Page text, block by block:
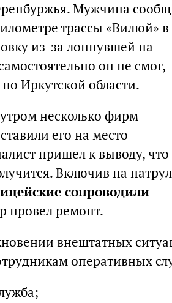
Мужчина
трассы «Вилюй» в
из-за лопнувшей на
он не смог,
Иркутской области.
несколько фирм
его на место
пришел к выводу, что
Включив на
сопроводили
провел ремонт.
внештатных
оперативных